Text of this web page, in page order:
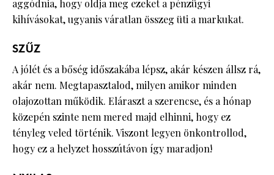
aggódnia, hogy oldja meg ezeket a pénzügyi
kihívásokat, ugyanis váratlan összeg üti a markukat.
SZŰZ
A jólét és a bőség időszakába lépsz, akár készen állsz rá,
akár nem. Megtapasztalod, milyen amikor minden
olajozottan működik. Eláraszt a szerencse, és a hónap
közepén szinte nem mered majd elhinni, hogy ez
tényleg veled történik. Viszont legyen önkontrollod,
hogy ez a helyzet hosszútávon így maradjon!